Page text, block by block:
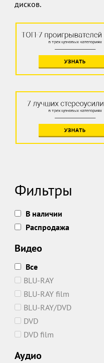
дисков.
Фильтры
В наличии
Распродажа
Видео
Все
BLU-RAY
BLU-RAY film
BLU-RAY/DVD
DVD
DVD film
Аудио